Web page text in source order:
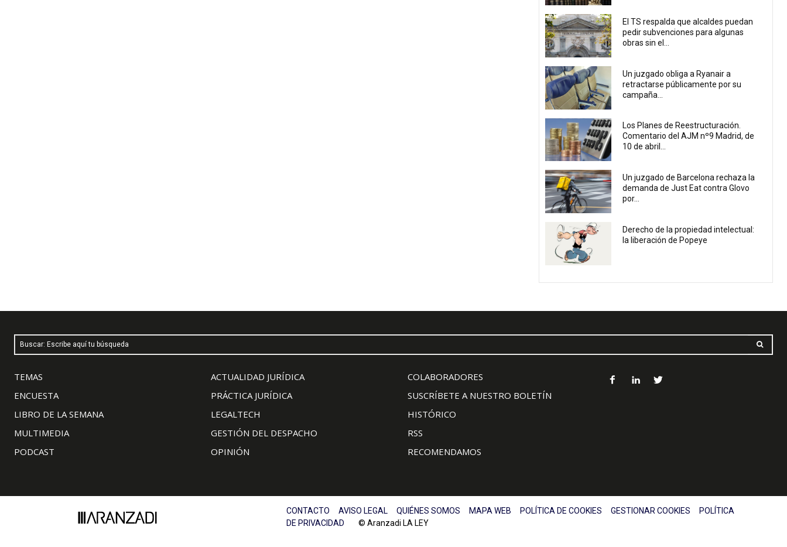
El TS respalda que alcaldes puedan
pedir subvenciones para algunas
obras sin el...
Un juzgado obliga a Ryanair a
retractarse públicamente por su
campaña...
Los Planes de Reestructuración.
Comentario del AJM nº9 Madrid, de
10 de abril...
Un juzgado de Barcelona rechaza la
demanda de Just Eat contra Glovo
por...
Derecho de la propiedad intelectual:
la liberación de Popeye
Buscar: Escribe aquí tu búsqueda
TEMAS
ENCUESTA
LIBRO DE LA SEMANA
MULTIMEDIA
PODCAST
ACTUALIDAD JURÍDICA
PRÁCTICA JURÍDICA
LEGALTECH
GESTIÓN DEL DESPACHO
OPINIÓN
COLABORADORES
SUSCRÍBETE A NUESTRO BOLETÍN
HISTÓRICO
RSS
RECOMENDAMOS
CONTACTO AVISO LEGAL QUIÉNES SOMOS MAPA WEB POLÍTICA DE COOKIES GESTIONAR COOKIES
POLÍTICA
DE PRIVACIDAD © Aranzadi LA LEY